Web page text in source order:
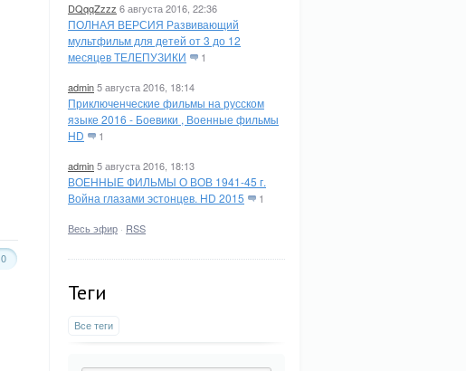
DQqqZzzz 6 августа 2016, 22:36
ПОЛНАЯ ВЕРСИЯ Развивающий
мультфильм для детей от 3 до 12
месяцев ТЕЛЕПУЗИКИ
1
admin5 августа 2016, 18:14
Приключенческие фильмы на русском
языке 2016 - Боевики , Военные фильмы
HD
1
admin5 августа 2016, 18:13
ВОЕННЫЕ ФИЛЬМЫ О ВОВ 1941-45 г.
Война глазами эстонцев. HD 2015
1
Весь эфир · RSS
Теги
Все теги
0